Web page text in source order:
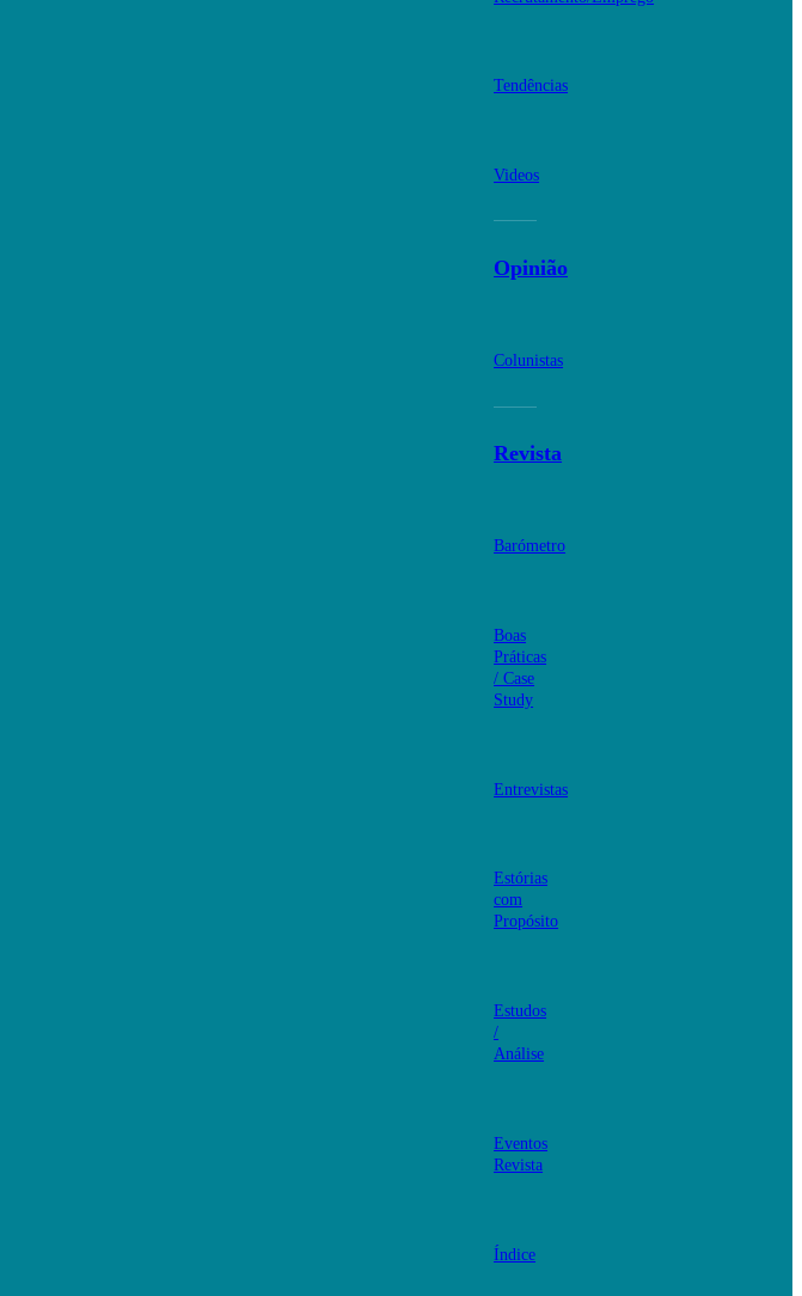
Tendências
Videos
Opinião
Colunistas
Revista
Barómetro
Boas
Práticas
/ Case
Study
Entrevistas
Estórias
com
Propósito
Estudos
/
Análise
Eventos
Revista
Índice